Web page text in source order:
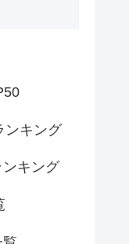
ンキング
キング